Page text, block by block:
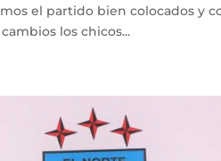
el partido bien colocados y
los chicos...